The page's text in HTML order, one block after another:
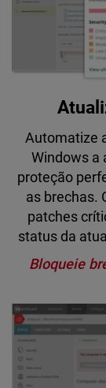
Automatize
Windows a
proteção
as brechas.
patches
status da
Bloqueie